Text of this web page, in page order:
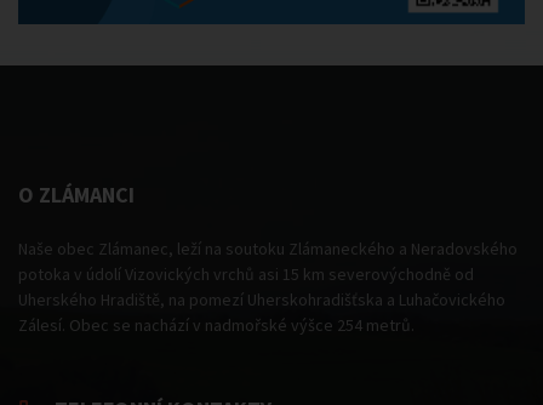
O ZLÁMANCI
Naše obec Zlámanec, leží na soutoku Zlámaneckého a Neradovského
potoka v údolí Vizovických vrchů asi 15 km severovýchodně od
Uherského Hradiště, na pomezí Uherskohradišťska a Luhačovického
Zálesí. Obec se nachází v nadmořské výšce 254 metrů.